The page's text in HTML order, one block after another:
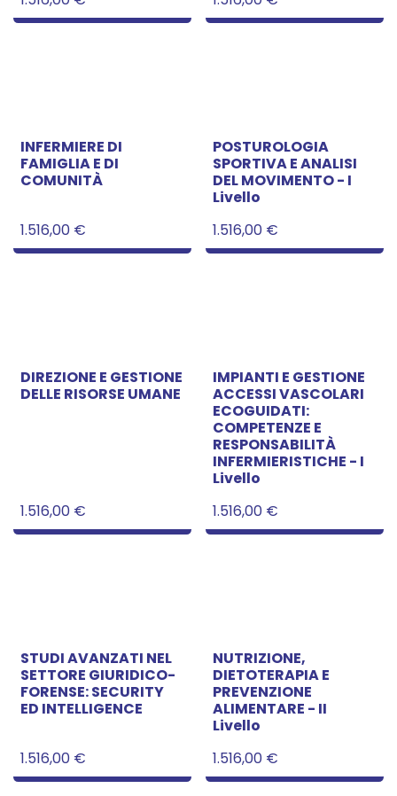
INFERMIERE DI
FAMIGLIA E DI
COMUNITÀ
1.516,00 €
POSTUROLOGIA
SPORTIVA E ANALISI
DEL MOVIMENTO - I
Livello
1.516,00€
DIREZIONE E GESTIONE
DELLE RISORSE UMANE
1.516,00 €
IMPIANTI E GESTIONE
ACCESSI VASCOLARI
ECOGUIDATI:
COMPETENZE E
RESPONSABILITÀ
INFERMIERISTICHE - I
Livello
1.516,00€
STUDI AVANZATI NEL
SETTORE GIURIDICO-
FORENSE: SECURITY
ED INTELLIGENCE
1.516,00 €
NUTRIZIONE,
DIETOTERAPIA E
PREVENZIONE
ALIMENTARE - II
Livello
1.516,00€